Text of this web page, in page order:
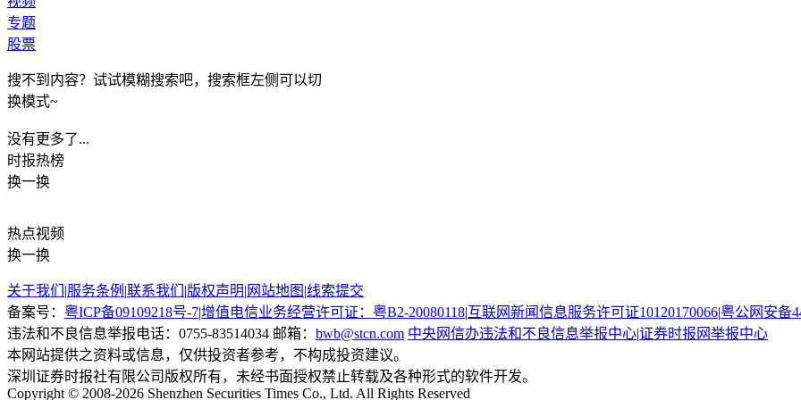
专题
股票
搜不到内容？试试模糊搜索吧，搜索框左侧可以切
换模式~
没有更多了...
时报热榜
换一换
热点视频
换一换
关于我们 |服务条例 |联系我们 |版权声明| 网站地图 |线索提交
备案号： 粤ICP备09109218号-7|增值电信业务经营许可证：粤B2-20080118|互联网新闻信息服务许可证10120170066|粤公网安备
违法和不良信息举报电话：0755-83514034 邮箱： bwb@stcn.com 中央网信办违法和不良信息举报中心|证券时报网举报中心
本网站提供之资料或信息，仅供投资者参考，不构成投资建议。
深圳证券时报社有限公司版权所有，未经书面授权禁止转载及各种形式的软件开发。
Copyright © 2008-2026 Shenzhen Securities Times Co., Ltd. All Rights Reserved